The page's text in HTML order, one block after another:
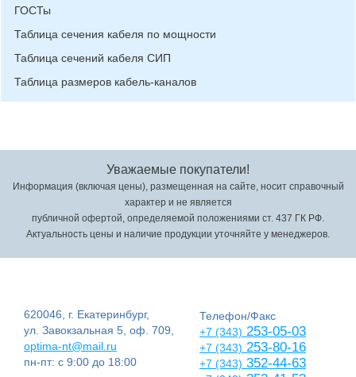
ГОСТы
Таблица сечения кабеля по мощности
Таблица сечений кабеля СИП
Таблица размеров кабель-каналов
Уважаемые покупатели!
Информация (включая цены), размещенная на сайте, носит справочный
характер и не является
публичной офертой, определяемой положениями ст. 437 ГК РФ.
Актуальность цены и наличие продукции уточняйте у менеджеров.
620046, г. Екатеринбург,
ул. Завокзальная 5, оф. 709,
optima-nt@mail.ru
пн-пт: с 9:00 до 18:00
Телефон/Факс
+7 (343) 253-05-03
+7 (343) 253-80-16
+7 (343) 352-44-63